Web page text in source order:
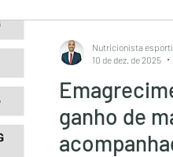
ganho de
Nutricionista
10 de dez. de 2025